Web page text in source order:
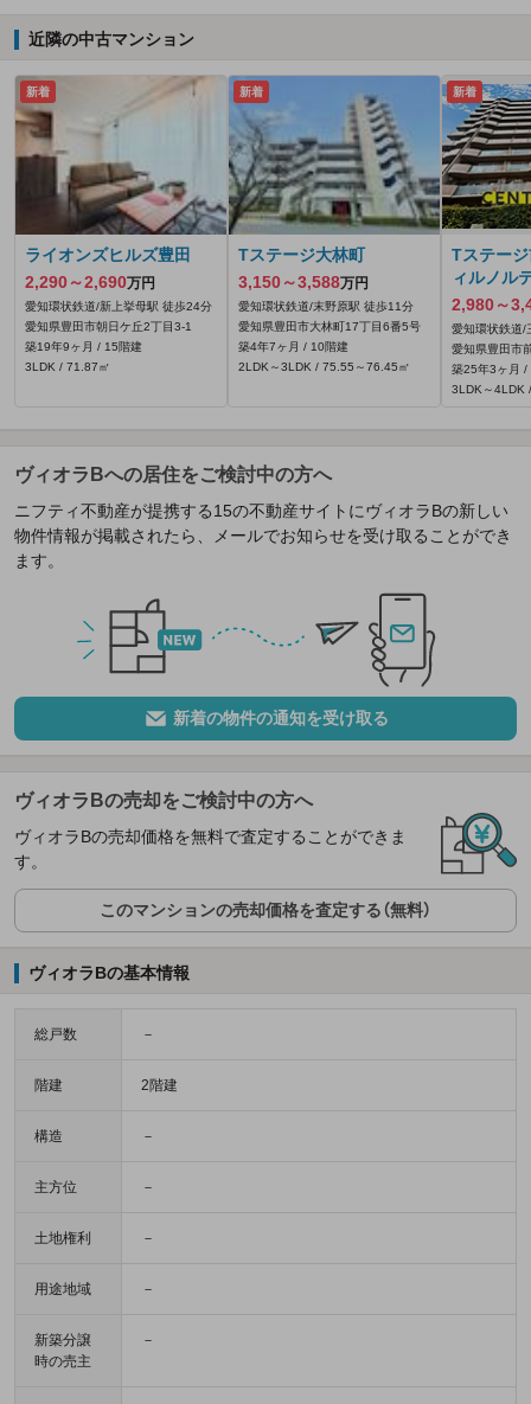
近隣の中古マンション
新着
ライオンズヒルズ豊田
2,290～2,690万円
愛知環状鉄道/新上挙母駅 徒歩24分
愛知県豊田市朝日ケ丘2丁目3‐1
築19年9ヶ月 / 15階建
3LDK / 71.87㎡
新着
Tステージ大林町
3,150～3,588万円
愛知環状鉄道/末野原駅 徒歩11分
愛知県豊田市大林町17丁目6番5号
築4年7ヶ月 / 10階建
2LDK～3LDK / 75.55～76.45㎡
新着
Tステー
ィルノル
2,980～
愛知環状鉄道/
愛知県豊田市
築25年3ヶ月 /
3LDK～4LDK
ヴィオラBへの居住をご検討中の方へ
ニフティ不動産が提携する15の不動産サイトにヴィオラBの新しい
物件情報が掲載されたら、メールでお知らせを受け取ることができ
ます。
新着の物件の通知を受け取る
ヴィオラBの売却をご検討中の方へ
ヴィオラBの売却価格を無料で査定することができま
す。
このマンションの売却価格を査定する（無料）
ヴィオラBの基本情報
総戸数 －
階建 2階建
構造 －
主方位 －
土地権利 －
用途地域 －
新築分譲
時の売主
－